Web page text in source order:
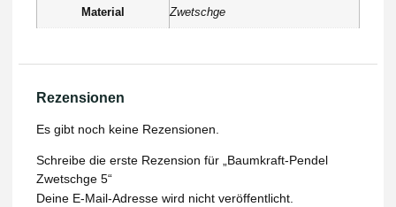
Material Zwetschge
Rezensionen
Es gibt noch keine Rezensionen.
Schreibe die erste Rezension für „Baumkraft-Pendel
Zwetschge 5“
Deine E-Mail-Adresse wird nicht veröffentlicht.